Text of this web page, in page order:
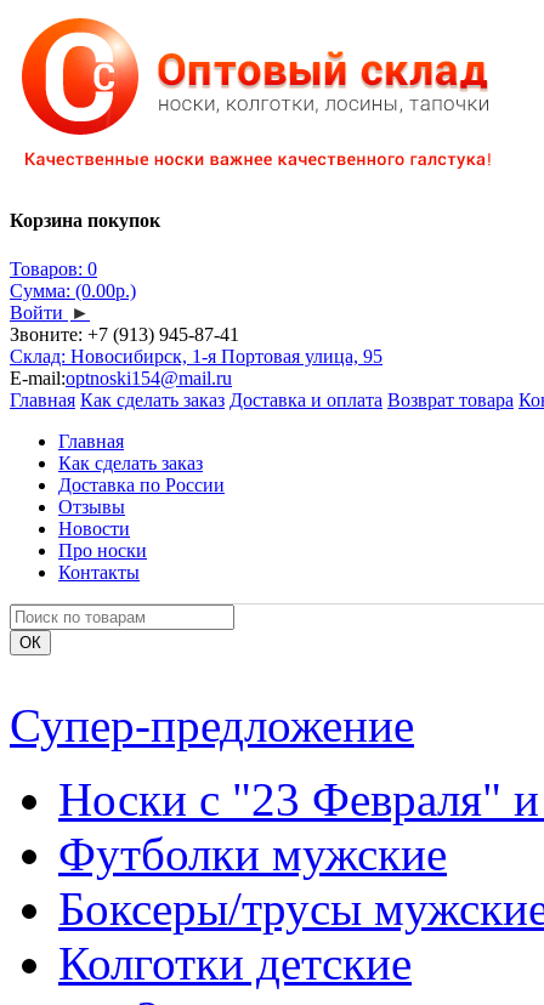
Корзина покупок
Товаров: 0
Сумма: (0.00р.)
Войти ►
Звоните: +7 (913) 945-87-41
Склад: Новосибирск, 1-я Портовая улица, 95
E-mail:optnoski154@mail.ru
Главная Как сделать заказ Доставка и оплата Возврат товара
Главная
Как сделать заказ
Доставка по России
Отзывы
Новости
Про носки
Контакты
Супер-предложение
Носки с "23 Февраля"
Футболки мужские
Боксеры/трусы
Колготки детские